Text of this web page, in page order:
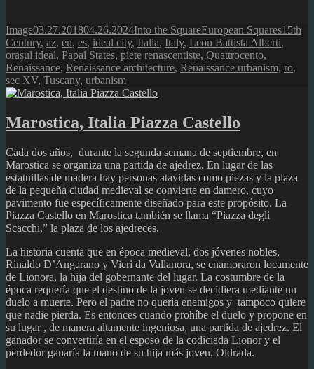
Format
ImagePosted
on
03.27.201804.26.2024Author
Into the SquareCategories
European SquaresTags
15th
Century, az, en, es, ideal city, Italia, Italy, Leon Battista Alberti,
orașul ideal, Papal States, piete renascentiste, Quattrocento,
Renaissance, Renaissance architecture, Renaissance urbanism, ro,
sec XV, Tuscany, urbanism
Marostica, Italia Piazza Castello
Cada dos años, durante la segunda semana de septiembre, en
Marostica se organiza una partida de ajedrez. En lugar de las
estatuillas de madera hay personas atavidas como piezas y la plaza
de la pequeña ciudad medieval se convierte en damero, cuyo
pavimento fue específicamente diseñado para este propósito. La
Piazza Castello en Marostica también se llama “Piazza degli
Scacchi,” la plaza de los ajedreces.
La historia cuenta que en época medieval, dos jóvenes nobles,
Rinaldo D’Angarano y Vieri da Vallanora, se enamoraron locamente
de Lionora, la hija del gobernante del lugar. La costumbre de la
época requería que el destino de la joven se decidiera mediante un
duelo a muerte. Pero el padre no quería enemigos y tampoco quiere
que nadie pierda. Es entonces cuando prohíbe el duelo y propone en
su lugar , de manera altamente ingeniosa, una partida de ajedrez. El
ganador se convertiría en el esposo de la codiciada Lionor y el
perdedor ganaría la mano de su hija más joven, Oldrada.